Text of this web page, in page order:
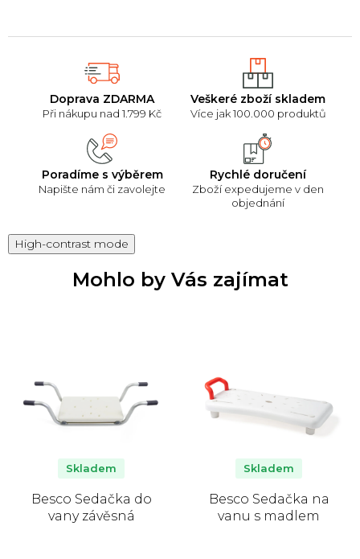
Doprava ZDARMA
Při nákupu nad 1.799 Kč
Veškeré zboží skladem
Více jak 100.000 produktů
Poradíme s výběrem
Napište nám či zavolejte
Rychlé doručení
Zboží expedujeme v den
objednání
High-contrast mode
Mohlo by Vás zajímat
Besco Sedačka do
vany závěsná
Skladem
Besco Sedačka na
vanu s madlem
Skladem